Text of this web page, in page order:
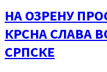
НА ОЗРЕНУ
КРСНА СЛАВА
СРПСКЕ